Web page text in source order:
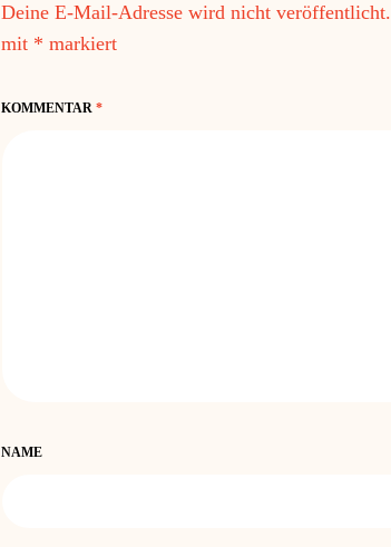
Deine E-Mail-Adresse wird nicht veröffentlicht.
mit * markiert
KOMMENTAR*
NAME